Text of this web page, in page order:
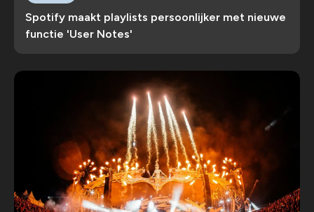
Spotify maakt playlists persoonlijker met nieuwe
functie 'User Notes'